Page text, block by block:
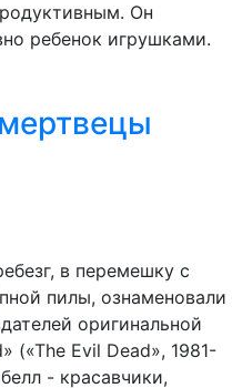
Он
ребенок игрушками.
в перемешку с
пилы, ознаменовали
оригинальной
(«The Evil Dead», 1981-
- красавчики,